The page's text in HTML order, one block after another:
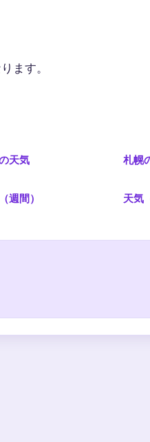
ます。
天気 札幌
週間） 天気